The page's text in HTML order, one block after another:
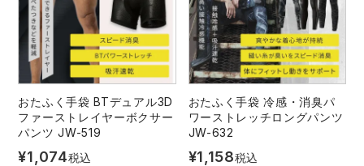
おたふく手袋 BTデュアル3D
ファーストレイヤーボクサー
パンツ JW-519
¥1,074税込
おたふく手袋 冷感・消臭パ
ワーストレッチロングパンツ
JW-632
¥1,158税込